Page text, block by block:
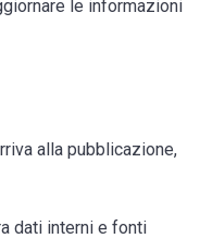
le informazioni
alla pubblicazione,
dati interni e fonti